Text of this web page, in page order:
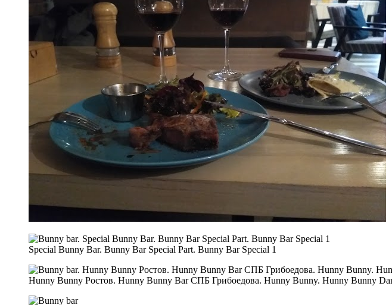
Special Bunny Bar. Bunny Bar Special Part. Bunny Bar Special 1
Hunny Bunny Ростов. Hunny Bunny Bar СПБ Грибоедова. Hunny Bunny. Hunny Bunny